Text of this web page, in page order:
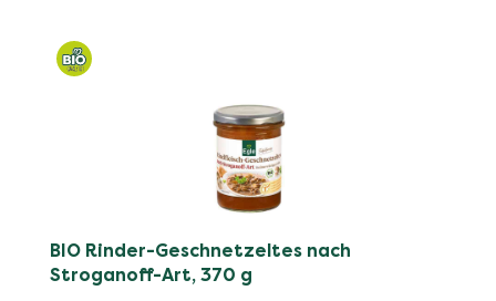
BIO Rinder-Geschnetzeltes nach
Stroganoff-Art, 370 g